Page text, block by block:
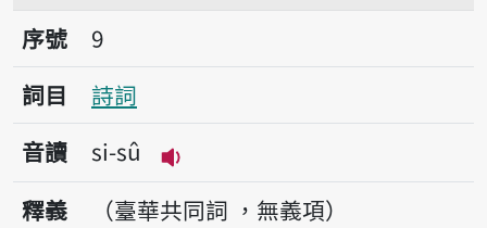
序號9詩詞
序號
9
詞目
詩詞
音讀
si-sû
播放音讀si-sû
釋義
（臺華共同詞 ，無義項）